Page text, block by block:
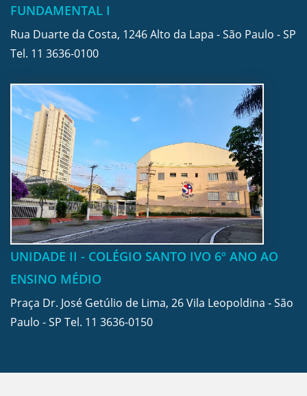
FUNDAMENTAL I
Rua Duarte da Costa, 1246 Alto da Lapa - São Paulo - SP
Tel. 11 3636-0100
UNIDADE II - COLÉGIO SANTO IVO 6º ANO AO
ENSINO MÉDIO
Praça Dr. José Getúlio de Lima, 26 Vila Leopoldina - São
Paulo - SP Tel. 11 3636-0150